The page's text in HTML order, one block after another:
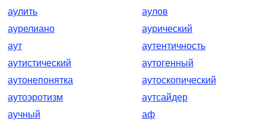
аулить
аулов
аурелиано
аурический
аут
аутентичность
аутистический
аутогенный
аутонепонятка
аутоскопический
аутоэротизм
аутсайдер
аучный
аф